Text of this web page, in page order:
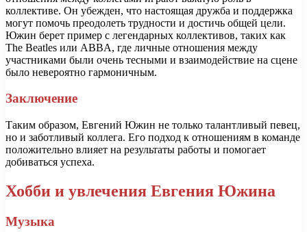
коллективе. Он убежден, что настоящая дружба и поддержка
могут помочь преодолеть трудности и достичь общей цели.
Южин берет пример с легендарных коллективов, таких как
The Beatles или ABBA, где личные отношения между
участниками были очень тесными и взаимодействие на сцене
было невероятно гармоничным.
Заключение
Таким образом, Евгений Южин не только талантливый певец,
но и заботливый коллега. Его подход к отношениям в команде
положительно влияет на результаты работы и помогает
добиваться успеха.
Хобби и увлечения Евгения Южина
Музыка